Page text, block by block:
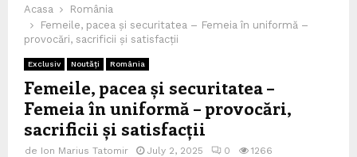
Acasa
România
Femeile, pacea și securitatea – Femeia în uniformă –
provocări, sacrificii și satisfacții
Exclusiv Noutăți România
Femeile, pacea și securitatea –
Femeia în uniformă – provocări,
sacrificii și satisfacții
de Ion Marius Tatomir July 2, 2025 0 1266